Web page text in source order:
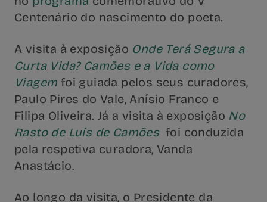
Centenário do nascimento do poeta.
A visita à exposição Onde Terá Segura a
Curta Vida? Camões e a Vida como
Viagem foi guiada pelos seus curadores,
Paulo Pires do Vale, Anísio Franco e
Filipa Oliveira. Já a visita à exposição No
Rasto de Luís de Camõesfoi conduzida
pela respetiva curadora, Vanda
Anastácio.
Ao longo da visita, o Presidente da